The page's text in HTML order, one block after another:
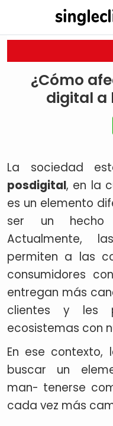
¿Cómo
digital a
La sociedad
posdigital, en la
es un elemento
ser un hecho
Actualmente,
permiten a las
consumidores
entregan más
clientes y les
ecosistemas con
En ese contexto,
buscar un
man- tenerse
cada vez más